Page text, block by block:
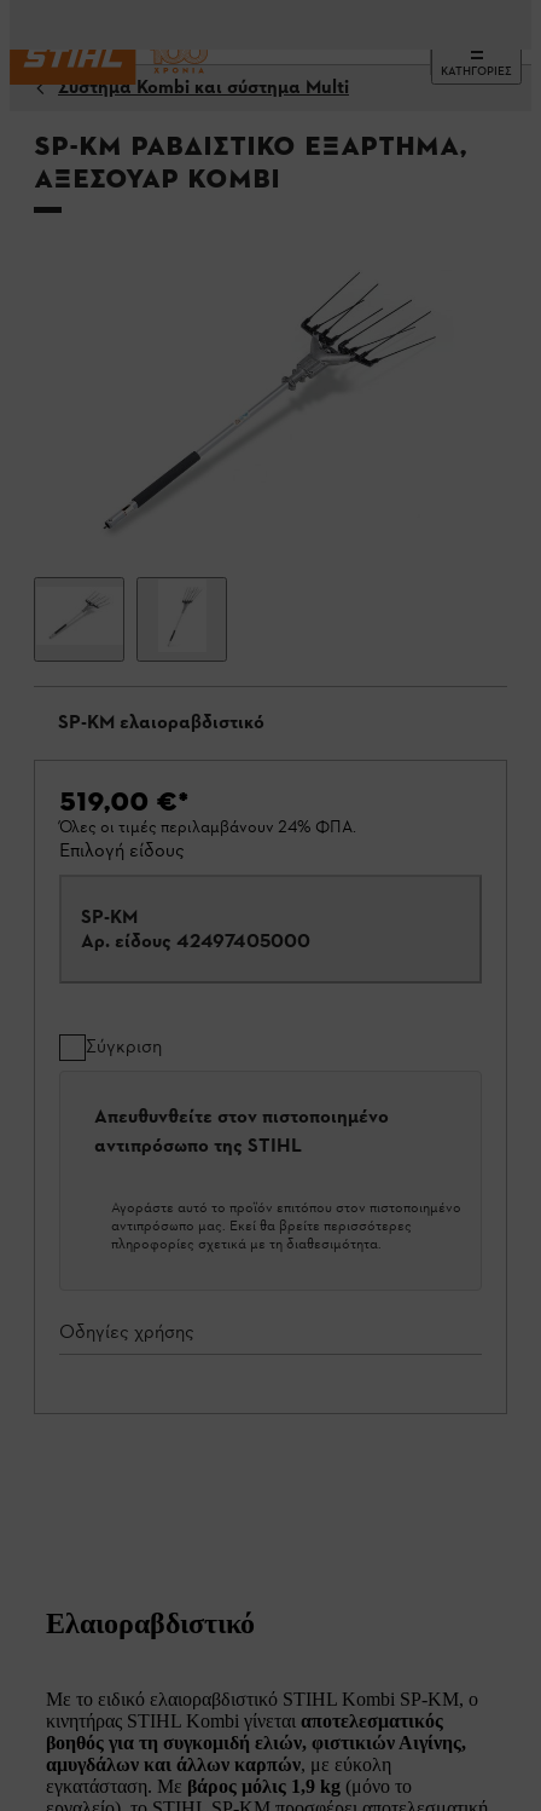
ΚΑΤΗΓΟΡΙΕΣ
Σύστημα Kombi και σύστημα Multi
SP-KM Ραβδιστικό εξάρτημα,
αξεσουάρ Kombi
SP-KM ελαιοραβδιστικό
519,00 €*
Όλες οι τιμές περιλαμβάνουν 24% ΦΠΑ.
Επιλογή είδους
SP-KM
Αρ. είδους 42497405000
Σύγκριση
Απευθυνθείτε στον πιστοποιημένο
αντιπρόσωπο της STIHL
Αγοράστε αυτό το προϊόν επιτόπου στον πιστοποιημένο
αντιπρόσωπο μας. Εκεί θα βρείτε περισσότερες
πληροφορίες σχετικά με τη διαθεσιμότητα.
Οδηγίες χρήσης
Ελαιοραβδιστικό
Με το ειδικό ελαιοραβδιστικό STIHL Kombi SP-KM, ο
κινητήρας STIHL Kombi γίνεται αποτελεσματικός
βοηθός για τη συγκομιδή ελιών, φιστικιών Αιγίνης,
αμυγδάλων και άλλων καρπών, με εύκολη
εγκατάσταση. Με βάρος μόλις 1,9 kg (μόνο το